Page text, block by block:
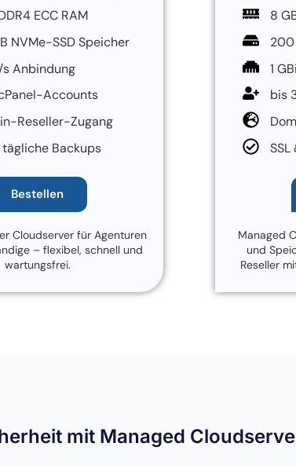
ECC RAM
NVMe-SSD Speicher
s Anbindung
Accounts
Reseller-Zugang
tägliche Backups
Bestellen
Cloudserver für Agenturen
– flexibel, schnell und
wartungsfrei.
8
200
1
bis
Managed
und
Reseller
mit Managed